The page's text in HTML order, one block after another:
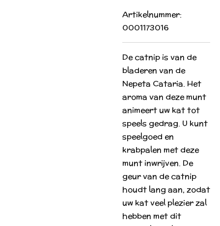
Artikelnummer:
0001173016
De catnip is van de
bladeren van de
Nepeta Cataria. Het
aroma van deze munt
animeert uw kat tot
speels gedrag. U kunt
speelgoed en
krabpalen met deze
munt inwrijven. De
geur van de catnip
houdt lang aan, zodat
uw kat veel plezier zal
hebben met dit